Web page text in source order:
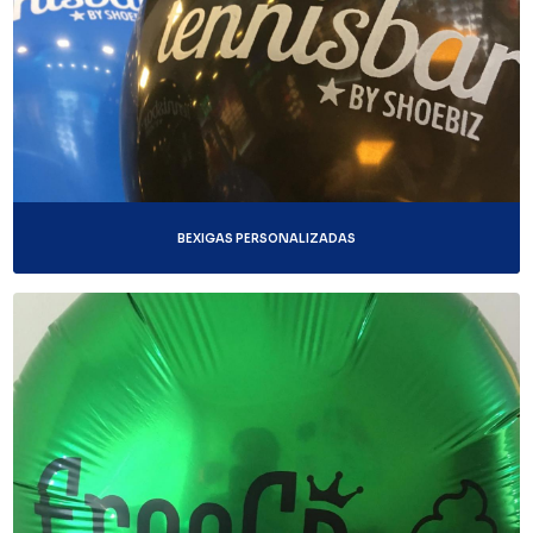
BEXIGAS PERSONALIZADAS